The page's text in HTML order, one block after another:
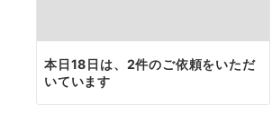
本日18日は、2件のご依頼をいただ
いています